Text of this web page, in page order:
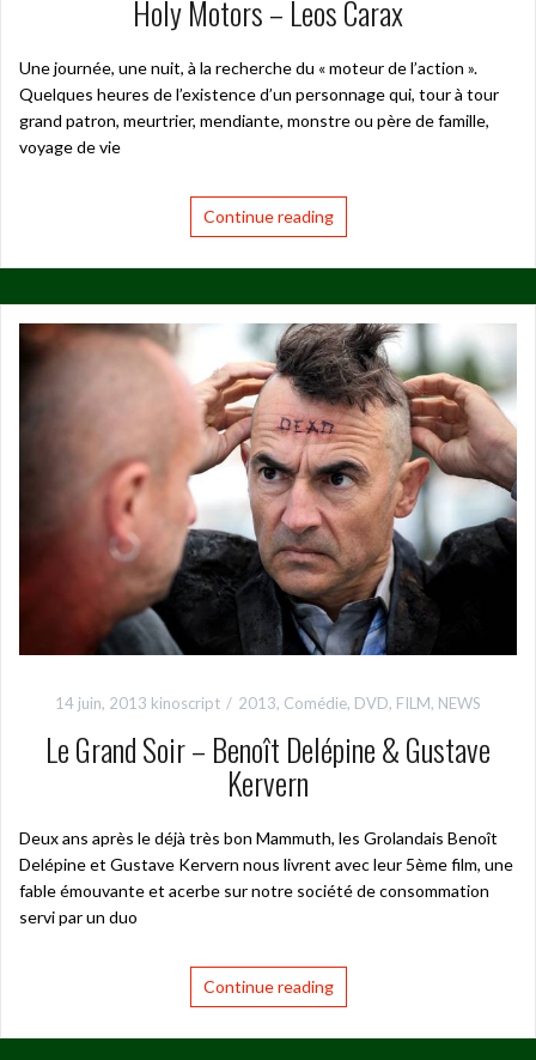
Holy Motors – Leos Carax
Une journée, une nuit, à la recherche du « moteur de l’action ».
Quelques heures de l’existence d’un personnage qui, tour à tour
grand patron, meurtrier, mendiante, monstre ou père de famille,
voyage de vie
Continue reading
14 juin, 2013 kinoscript 2013, Comédie, DVD, FILM, NEWS
Le Grand Soir – Benoît Delépine & Gustave
Kervern
Deux ans après le déjà très bon Mammuth, les Grolandais Benoît
Delépine et Gustave Kervern nous livrent avec leur 5ème film, une
fable émouvante et acerbe sur notre société de consommation
servi par un duo
Continue reading